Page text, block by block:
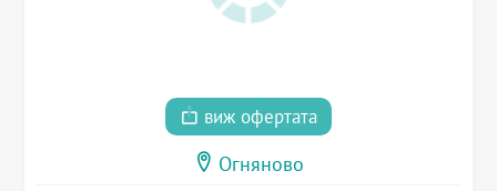
виж офертата
Огняново